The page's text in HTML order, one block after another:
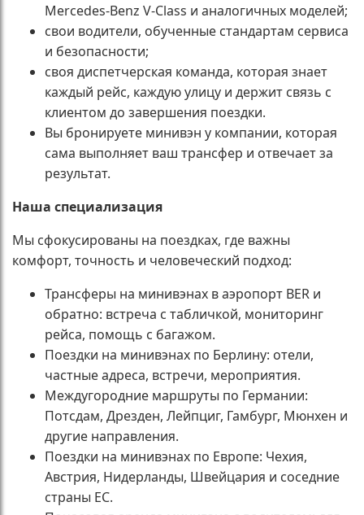
Mercedes-Benz V-Class и аналогичных моделей;
свои водители, обученные стандартам сервиса
и безопасности;
своя диспетчерская команда, которая знает
каждый рейс, каждую улицу и держит связь с
клиентом до завершения поездки.
Вы бронируете минивэн у компании, которая
сама выполняет ваш трансфер и отвечает за
результат.
Наша специализация
Мы сфокусированы на поездках, где важны
комфорт, точность и человеческий подход:
Трансферы на минивэнах в аэропорт BER и
обратно: встреча с табличкой, мониторинг
рейса, помощь с багажом.
Поездки на минивэнах по Берлину: отели,
частные адреса, встречи, мероприятия.
Междугородние маршруты по Германии:
Потсдам, Дрезден, Лейпциг, Гамбург, Мюнхен и
другие направления.
Поездки на минивэнах по Европе: Чехия,
Австрия, Нидерланды, Швейцария и соседние
страны ЕС.